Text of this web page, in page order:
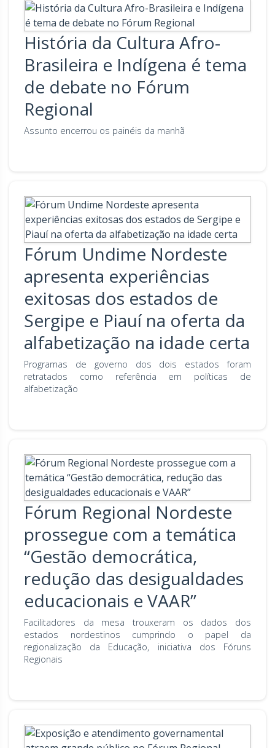
História da Cultura Afro-
Brasileira e Indígena é tema
de debate no Fórum
Regional
Assunto encerrou os painéis da manhã
Fórum Undime Nordeste
apresenta experiências
exitosas dos estados de
Sergipe e Piauí na oferta da
alfabetização na idade certa
Programas de governo dos dois estados foram
retratados como referência em políticas de
alfabetização
Fórum Regional Nordeste
prossegue com a temática
“Gestão democrática,
redução das desigualdades
educacionais e VAAR”
Facilitadores da mesa trouxeram os dados dos
estados nordestinos cumprindo o papel da
regionalização da Educação, iniciativa dos Fóruns
Regionais